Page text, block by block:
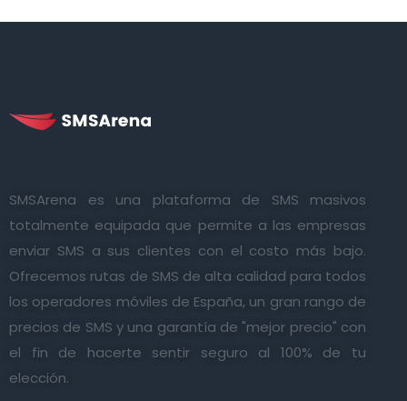
SMSArena es una plataforma de SMS masivos
totalmente equipada que permite a las empresas
enviar SMS a sus clientes con el costo más bajo.
Ofrecemos rutas de SMS de alta calidad para todos
los operadores móviles de España, un gran rango de
precios de SMS y una garantía de "mejor precio" con
el fin de hacerte sentir seguro al 100% de tu
elección.